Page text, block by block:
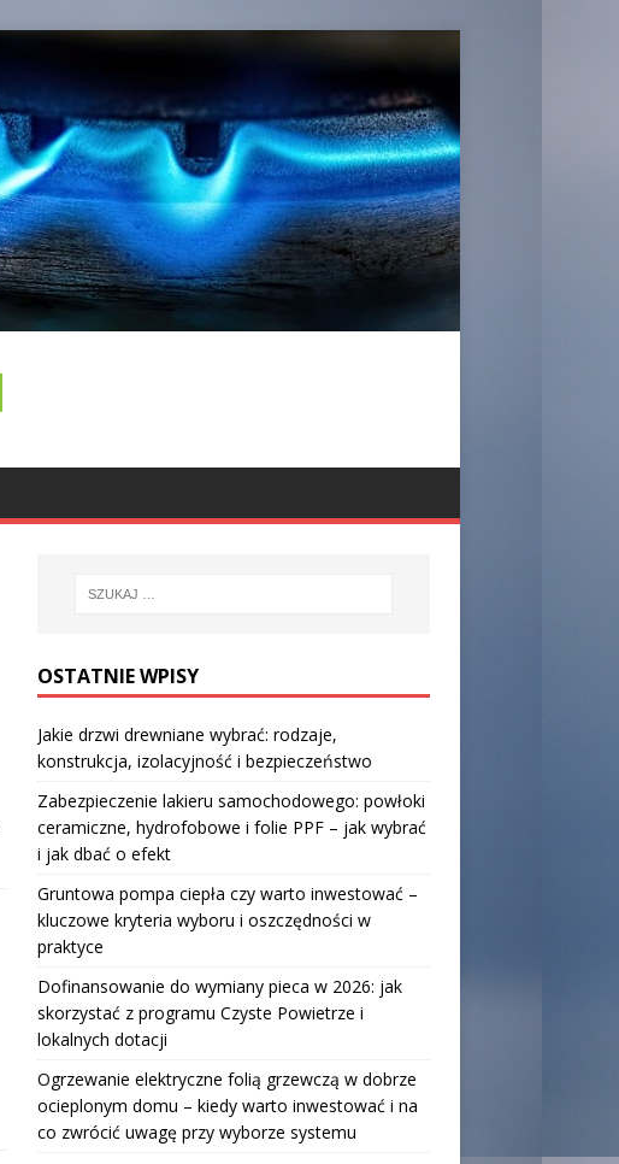
OSTATNIE WPISY
Jakie drzwi drewniane wybrać: rodzaje,
konstrukcja, izolacyjność i bezpieczeństwo
Zabezpieczenie lakieru samochodowego: powłoki
ceramiczne, hydrofobowe i folie PPF – jak wybrać
i jak dbać o efekt
Gruntowa pompa ciepła czy warto inwestować –
kluczowe kryteria wyboru i oszczędności w
praktyce
Dofinansowanie do wymiany pieca w 2026: jak
skorzystać z programu Czyste Powietrze i
lokalnych dotacji
Ogrzewanie elektryczne folią grzewczą w dobrze
ocieplonym domu – kiedy warto inwestować i na
co zwrócić uwagę przy wyborze systemu